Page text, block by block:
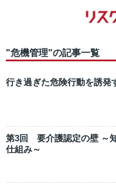
"危機管理"の記事一覧
行き過ぎた危険行動を誘発
第3回 要介護認定の壁 ～
仕組み～